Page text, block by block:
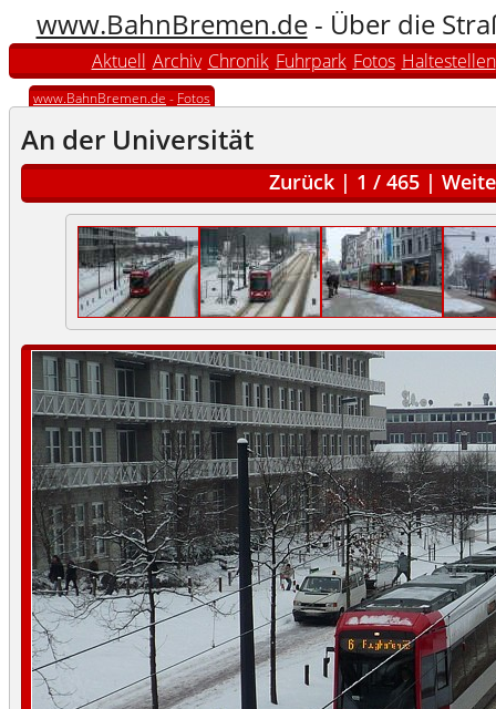
www.BahnBremen.de- Über die
Aktuell Archiv Chronik Fuhrpark Fotos Haltestellen
www.BahnBremen.de - Fotos
An der Universität
Zurück | 1 / 465 |